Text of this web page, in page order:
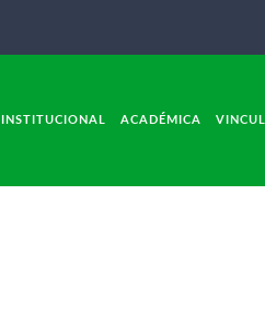
INSTITUCIONAL ACADÉMICA